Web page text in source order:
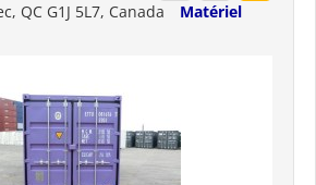
QC G1J 5L7, Canada
Matériel